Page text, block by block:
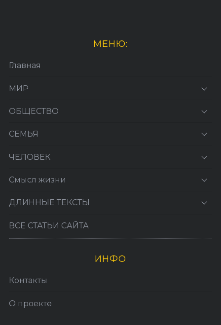
МЕНЮ:
Главная
МИР
ОБЩЕСТВО
СЕМЬЯ
ЧЕЛОВЕК
Смысл жизни
ДЛИННЫЕ ТЕКСТЫ
ВСЕ СТАТЬИ САЙТА
ИНФО
Контакты
О проекте